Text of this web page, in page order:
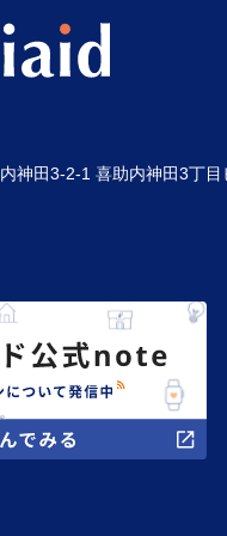
神田3-2-1 喜助内神田3丁目